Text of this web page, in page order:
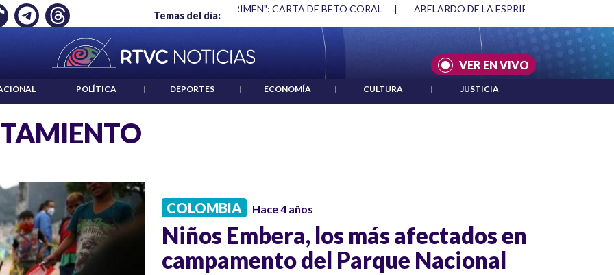
Temas del día:
EMPLEO: JP MORGAN "HABLAR NO ES UN CRIMEN": CARTA DE BETO CORAL | ABELARDO DE LA ESPRIELLA Y DMG
VER EN VIVO
| POLÍTICA | DEPORTES | ECONOMÍA | CULTURA | JUSTICIA
COLOMBIA Hace 4 años
Niños Embera, los más afectados en
campamento del Parque Nacional